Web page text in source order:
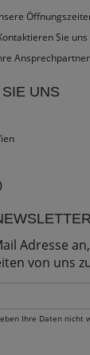
Sie uns
Ansprechpartner
UNS
Adresse
von uns
Mail
Adresse
Ihre Daten nicht